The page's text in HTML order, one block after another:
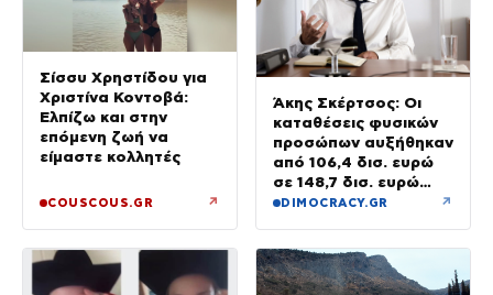
Σίσσυ Χρηστίδου για
Χριστίνα Κοντοβά:
Ελπίζω και στην
επόμενη ζωή να
είμαστε κολλητές
COUSCOUS.GR ↗
Άκης Σκέρτσος: Οι
καταθέσεις φυσικών
προσώπων αυξήθηκαν
από 106,4 δισ. ευρώ
σε 148,7 δισ. ευρώ
από τον Δεκέμβριο
DIMOCRACY.GR ↗